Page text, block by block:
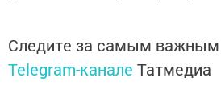
Следите за самым
Telegram-канале Татмедиа